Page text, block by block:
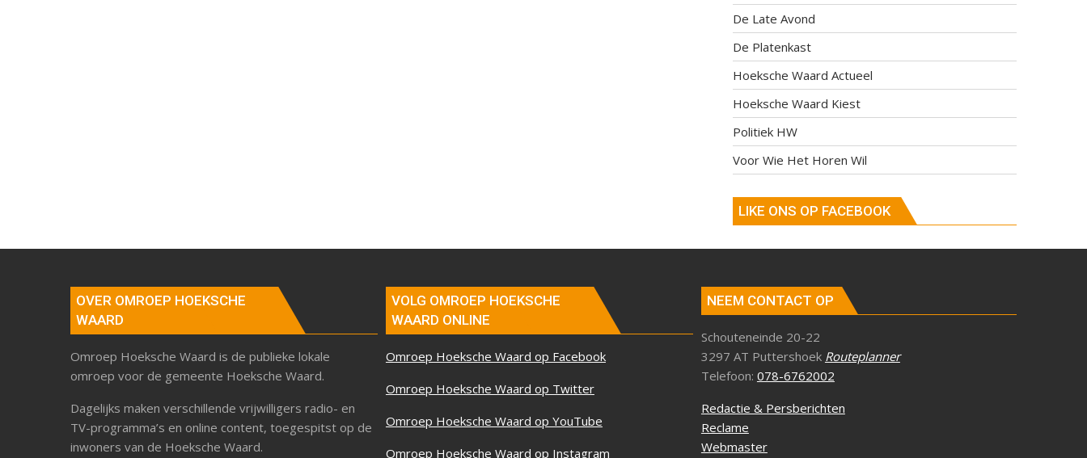
De Late Avond
De Platenkast
Hoeksche Waard Actueel
Hoeksche Waard Kiest
Politiek HW
Voor Wie Het Horen Wil
LIKE ONS OP FACEBOOK
OVER OMROEP HOEKSCHE
WAARD
Omroep Hoeksche Waard is de publieke lokale
omroep voor de gemeente Hoeksche Waard.
Dagelijks maken verschillende vrijwilligers radio- en
TV-programma’s en online content, toegespitst op de
inwoners van de Hoeksche Waard.
VOLG OMROEP HOEKSCHE
WAARD ONLINE
Omroep Hoeksche Waard op Facebook
Omroep Hoeksche Waard op Twitter
Omroep Hoeksche Waard op YouTube
Omroep Hoeksche Waard op Instagram
NEEM CONTACT OP
Schouteneinde 20-22
3297 AT Puttershoek Routeplanner
Telefoon: 078-6762002
Redactie & Persberichten
Reclame
Webmaster